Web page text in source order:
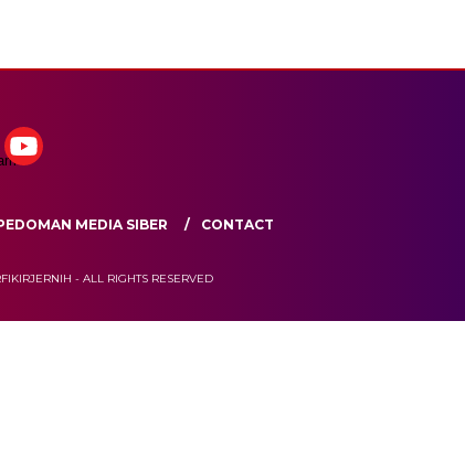
MEDIA SIBER CONTACT
- ALL RIGHTS RESERVED